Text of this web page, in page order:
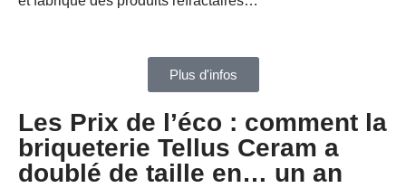
Plus d'infos
Les Prix de l’éco : comment la
briqueterie Tellus Ceram a
doublé de taille en… un an